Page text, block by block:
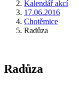
Kalendář akcí
17.06.2016
Chotěmice
Radůza
Radůza